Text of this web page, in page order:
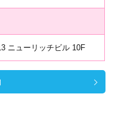
ニューリッチビル 10F